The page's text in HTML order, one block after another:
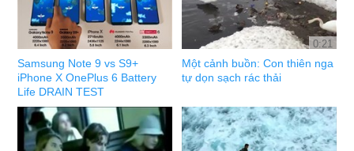
Samsung Note 9 vs S9+
iPhone X OnePlus 6 Battery
Life DRAIN TEST
0:21
Một cảnh buồn: Con thiên nga
tự dọn sạch rác thải